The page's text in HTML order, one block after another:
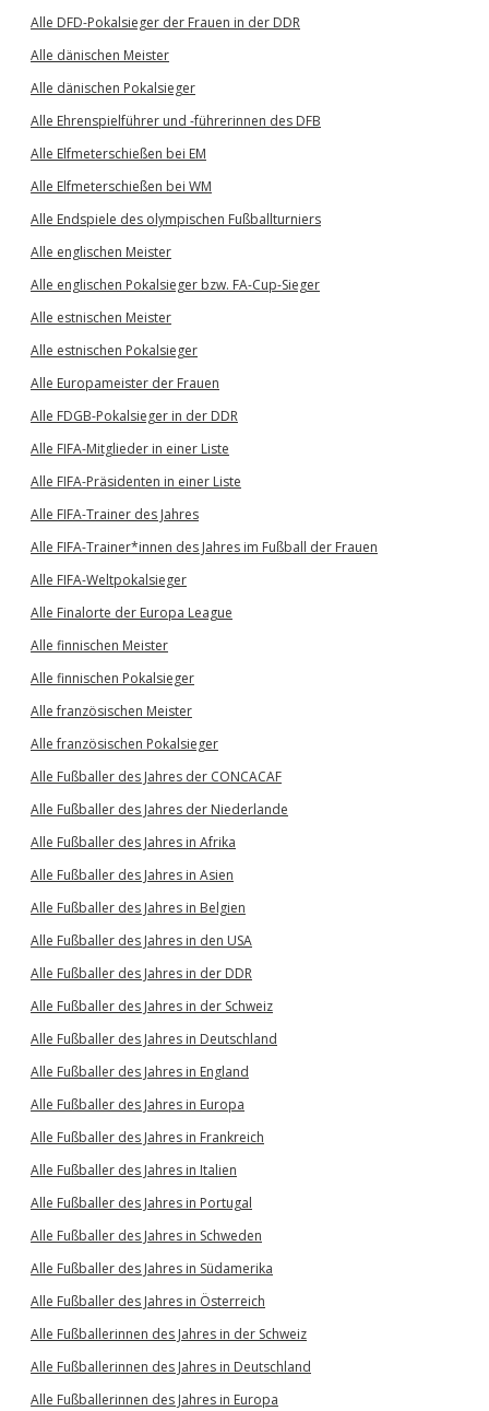
Alle DFD-Pokalsieger der Frauen in der DDR
Alle dänischen Meister
Alle dänischen Pokalsieger
Alle Ehrenspielführer und -führerinnen des DFB
Alle Elfmeterschießen bei EM
Alle Elfmeterschießen bei WM
Alle Endspiele des olympischen Fußballturniers
Alle englischen Meister
Alle englischen Pokalsieger bzw. FA-Cup-Sieger
Alle estnischen Meister
Alle estnischen Pokalsieger
Alle Europameister der Frauen
Alle FDGB-Pokalsieger in der DDR
Alle FIFA-Mitglieder in einer Liste
Alle FIFA-Präsidenten in einer Liste
Alle FIFA-Trainer des Jahres
Alle FIFA-Trainer*innen des Jahres im Fußball der Frauen
Alle FIFA-Weltpokalsieger
Alle Finalorte der Europa League
Alle finnischen Meister
Alle finnischen Pokalsieger
Alle französischen Meister
Alle französischen Pokalsieger
Alle Fußballer des Jahres der CONCACAF
Alle Fußballer des Jahres der Niederlande
Alle Fußballer des Jahres in Afrika
Alle Fußballer des Jahres in Asien
Alle Fußballer des Jahres in Belgien
Alle Fußballer des Jahres in den USA
Alle Fußballer des Jahres in der DDR
Alle Fußballer des Jahres in der Schweiz
Alle Fußballer des Jahres in Deutschland
Alle Fußballer des Jahres in England
Alle Fußballer des Jahres in Europa
Alle Fußballer des Jahres in Frankreich
Alle Fußballer des Jahres in Italien
Alle Fußballer des Jahres in Portugal
Alle Fußballer des Jahres in Schweden
Alle Fußballer des Jahres in Südamerika
Alle Fußballer des Jahres in Österreich
Alle Fußballerinnen des Jahres in der Schweiz
Alle Fußballerinnen des Jahres in Deutschland
Alle Fußballerinnen des Jahres in Europa